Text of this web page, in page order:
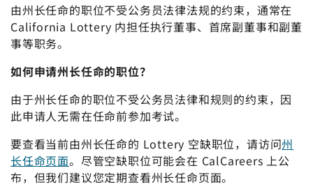
由州长任命的职位不受公务员法律法规的约束，通常在
California Lottery 内担任执行董事、首席副董事和副董
事等职务。
如何申请州长任命的职位？
由于州长任命的职位不受公务员法律和规则的约束，因
此申请人无需在任命前参加考试。
要查看当前由州长任命的 Lottery 空缺职位，请访问州
长任命页面。尽管空缺职位可能会在 CalCareers 上公
布，但我们建议您定期查看州长任命页面。